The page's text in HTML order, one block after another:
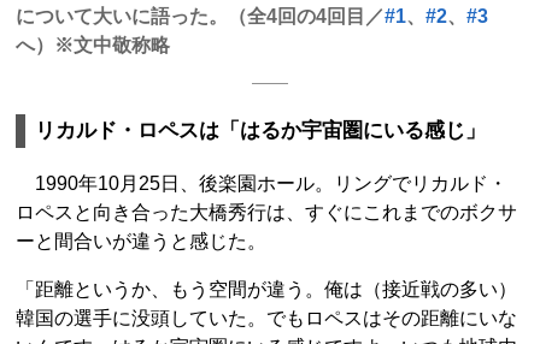
について大いに語った。（全4回の4回目／#1、 #2、 #3
へ）※文中敬称略
リカルド・ロペスは「はるか宇宙圏にいる感じ」
1990年10月25日、後楽園ホール。リングでリカルド・
ロペスと向き合った大橋秀行は、すぐにこれまでのボクサ
ーと間合いが違うと感じた。
「距離というか、もう空間が違う。俺は（接近戦の多い）
韓国の選手に没頭していた。でもロペスはその距離にいな